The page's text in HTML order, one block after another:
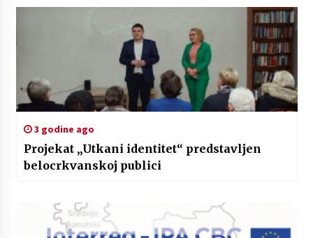
3 godine ago
Projekat „Utkani identitet“ predstavljen
belocrkvanskoj publici